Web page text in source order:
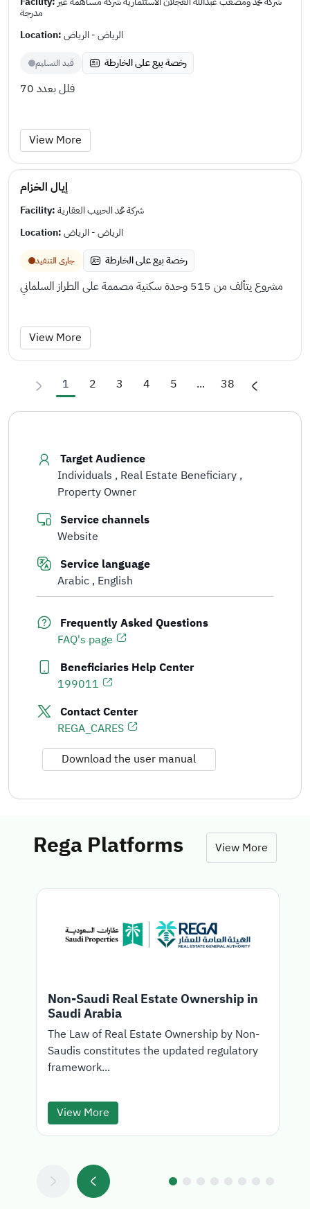
مدرجة
Location:الرياض - الرياض
قيد التسليم رخصة بيع على الخارطة
فلل بعدد 70
View More
إيال الخزام
Facility:شركة محمد الحبيب العقارية
Location:الرياض - الرياض
جارى التنفيد رخصة بيع على الخارطة
مشروع يتألف من 515 وحدة سكنية مصممة على الطراز السلماني
View More
1 2 3 4 5 ... 38
Target Audience
Individuals Real Estate Beneficiary
Property Owner
Service channels
Website
Service language
Arabic English
Frequently Asked Questions
FAQ's page
Beneficiaries Help Center
199011
Contact Center
REGA_CARES
Download the user manual
Rega Platforms View More
Non-Saudi Real Estate Ownership in
Saudi Arabia
The Law of Real Estate Ownership by Non-
Saudis constitutes the updated regulatory
framework...
View More